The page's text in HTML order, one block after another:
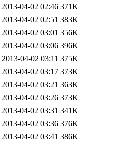
2013-04-02 02:46 371K
2013-04-02 02:51 383K
2013-04-02 03:01 356K
2013-04-02 03:06 396K
2013-04-02 03:11 375K
2013-04-02 03:17 373K
2013-04-02 03:21 363K
2013-04-02 03:26 373K
2013-04-02 03:31 341K
2013-04-02 03:36 376K
2013-04-02 03:41 386K